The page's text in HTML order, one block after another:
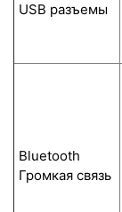
USB разъемы
Bluetooth
Громкая связь